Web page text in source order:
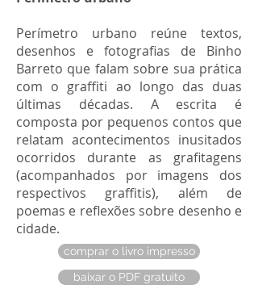
Perímetro urbano reúne textos,
desenhos e fotografias de Binho
Barreto que falam sobre sua prática
com o graffiti ao longo das duas
últimas décadas. A escrita é
composta por pequenos contos que
relatam acontecimentos inusitados
ocorridos durante as grafitagens
(acompanhados por imagens dos
respectivos graffitis), além de
poemas e reflexões sobre desenho e
cidade.
comprar o livro impresso
baixar o PDF gratuito